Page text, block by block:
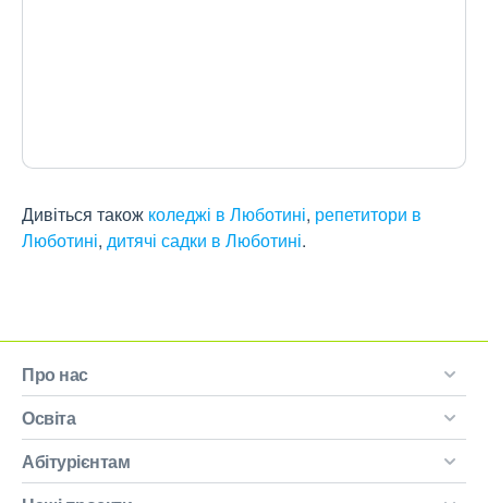
Дивіться також коледжі в Люботині, репетитори в
Люботині, дитячі садки в Люботині.
Про нас
Освіта
Абітурієнтам